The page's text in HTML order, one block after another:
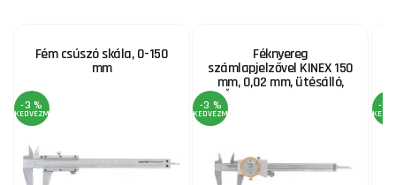
Fém csúszó skála, 0-150
mm
-3 %
KEDVEZMÉNY
Féknyereg
számlapjelzővel KINEX 150
mm, 0,02 mm, ütésálló,
ČSN 25 1235, DIN 862
-3 %
KEDVEZMÉNY
-3